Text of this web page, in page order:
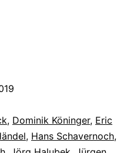
, Dominik Köninger, Eric
, Hans Schavernoch,